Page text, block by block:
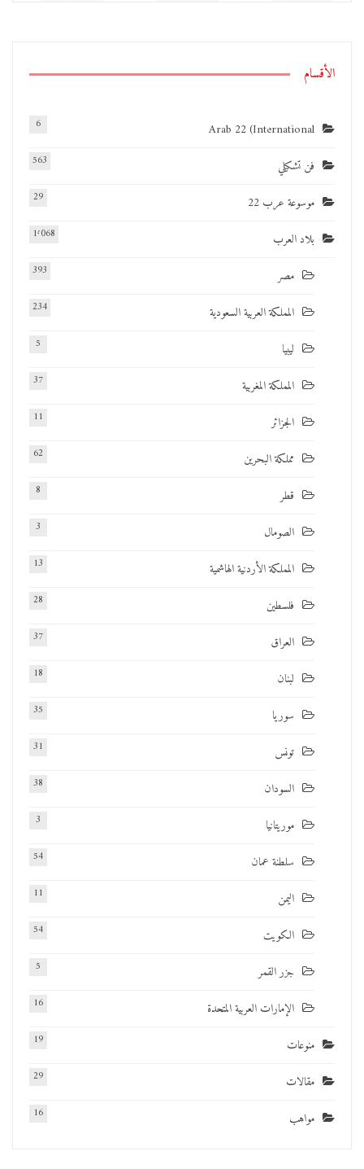
الأقسام
Arab 22 (International
6
فن تشكيلي 563
موسوعة عرب 22 29
بلاد العرب 1٬068
مصر 393
المملكة العربية السعودية 234
ليبيا 5
المملكة المغربية 37
الجزائر 11
مملكة البحرين 62
قطر 8
الصومال 3
المملكة الأردنية الهاشمية 13
فلسطين 28
العراق 37
لبنان 18
سوريا 35
تونس 31
السودان 38
موريتانيا 3
سلطنة عمان 54
اليمن 11
الكويت 54
جزر القمر 5
الإمارات العربية المتحدة 16
منوعات 19
مقالات 29
مواهب 16